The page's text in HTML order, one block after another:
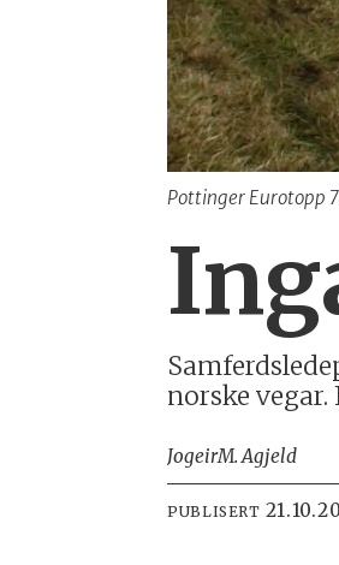
Pottinger Eurotopp
norske
JogeirM. Agjeld
PUBLISERT